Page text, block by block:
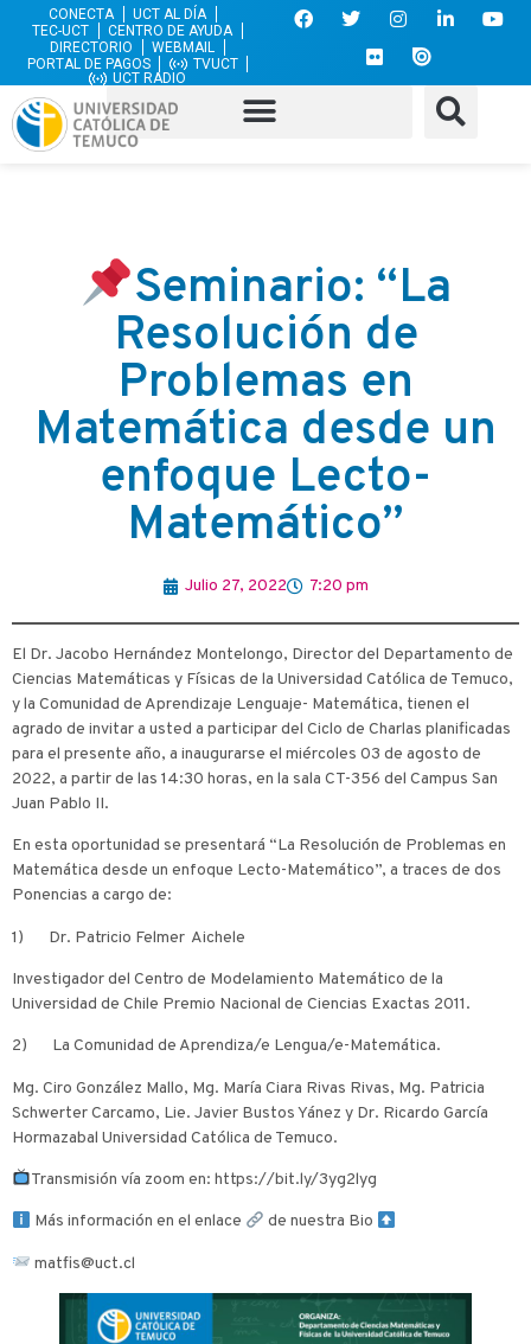
CONECTA
UCT AL DÍA
TEC-UCT
CENTRO DE AYUDA
DIRECTORIO
WEBMAIL
PORTAL DE PAGOS
TVUCT
UCT RADIO
Seminario: “La
Resolución de
Problemas en
Matemática desde un
enfoque Lecto-
Matemático”
Julio 27, 2022 7:20 pm
El Dr. Jacobo Hernández Montelongo, Director del Departamento de
Ciencias Matemáticas y Físicas de la Universidad Católica de Temuco,
y la Comunidad de Aprendizaje Lenguaje- Matemática, tienen el
agrado de invitar a usted a participar del Ciclo de Charlas planificadas
para el presente año, a inaugurarse el miércoles 03 de agosto de
2022, a partir de las 14:30 horas, en la sala CT-356 del Campus San
Juan Pablo II.
En esta oportunidad se presentará “La Resolución de Problemas en
Matemática desde un enfoque Lecto-Matemático”, a traces de dos
Ponencias a cargo de:
1) Dr. Patricio Felmer Aichele
Investigador del Centro de Modelamiento Matemático de la
Universidad de Chile Premio Nacional de Ciencias Exactas 2011.
2) La Comunidad de Aprendiza/e Lengua/e-Matemática.
Mg. Ciro González Mallo, Mg. María Ciara Rivas Rivas, Mg. Patricia
Schwerter Carcamo, Lie. Javier Bustos Yánez y Dr. Ricardo García
Hormazabal Universidad Católica de Temuco.
​Transmisión vía zoom en: https://bit.ly/3yg2lyg
Más información en el enlace ​ de nuestra Bio
​ matfis@uct.cl